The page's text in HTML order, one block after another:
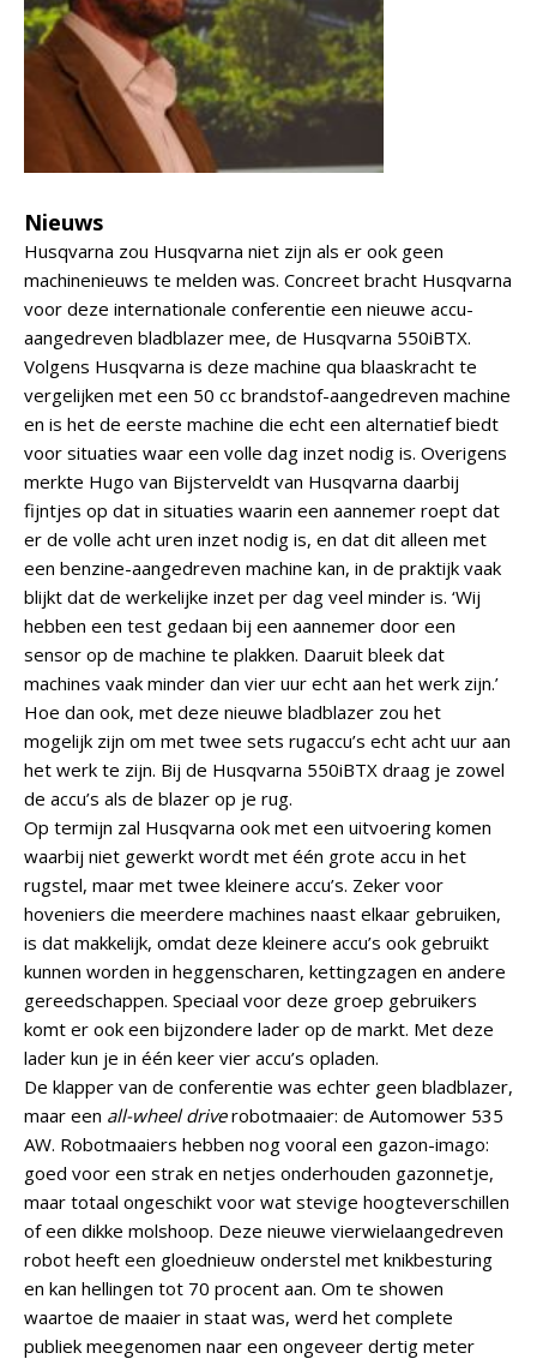
Nieuws
Husqvarna zou Husqvarna niet zijn als er ook geen
machinenieuws te melden was. Concreet bracht Husqvarna
voor deze internationale conferentie een nieuwe accu-
aangedreven bladblazer mee, de Husqvarna 550iBTX.
Volgens Husqvarna is deze machine qua blaaskracht te
vergelijken met een 50 cc brandstof-aangedreven machine
en is het de eerste machine die echt een alternatief biedt
voor situaties waar een volle dag inzet nodig is. Overigens
merkte Hugo van Bijsterveldt van Husqvarna daarbij
fijntjes op dat in situaties waarin een aannemer roept dat
er de volle acht uren inzet nodig is, en dat dit alleen met
een benzine-aangedreven machine kan, in de praktijk vaak
blijkt dat de werkelijke inzet per dag veel minder is. ‘Wij
hebben een test gedaan bij een aannemer door een
sensor op de machine te plakken. Daaruit bleek dat
machines vaak minder dan vier uur echt aan het werk zijn.’
Hoe dan ook, met deze nieuwe bladblazer zou het
mogelijk zijn om met twee sets rugaccu’s echt acht uur aan
het werk te zijn. Bij de Husqvarna 550iBTX draag je zowel
de accu’s als de blazer op je rug.
Op termijn zal Husqvarna ook met een uitvoering komen
waarbij niet gewerkt wordt met één grote accu in het
rugstel, maar met twee kleinere accu’s. Zeker voor
hoveniers die meerdere machines naast elkaar gebruiken,
is dat makkelijk, omdat deze kleinere accu’s ook gebruikt
kunnen worden in heggenscharen, kettingzagen en andere
gereedschappen. Speciaal voor deze groep gebruikers
komt er ook een bijzondere lader op de markt. Met deze
lader kun je in één keer vier accu’s opladen.
De klapper van de conferentie was echter geen bladblazer,
maar een all-wheel driverobotmaaier: de Automower 535
AW. Robotmaaiers hebben nog vooral een gazon-imago:
goed voor een strak en netjes onderhouden gazonnetje,
maar totaal ongeschikt voor wat stevige hoogteverschillen
of een dikke molshoop. Deze nieuwe vierwielaangedreven
robot heeft een gloednieuw onderstel met knikbesturing
en kan hellingen tot 70 procent aan. Om te showen
waartoe de maaier in staat was, werd het complete
publiek meegenomen naar een ongeveer dertig meter